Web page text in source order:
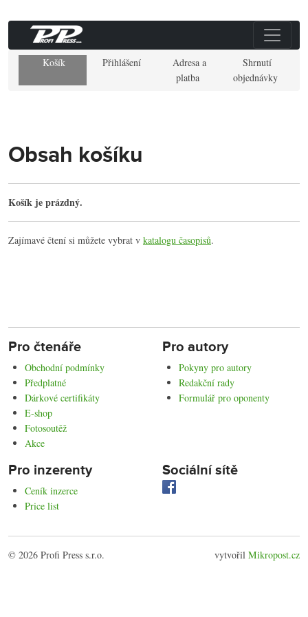
Košík Přihlášení
Adresa a
platba
Shrnutí
objednávky
Obsah košíku
Košík je prázdný.
Zajímavé čtení si můžete vybrat v katalogu časopisů.
Pro čtenáře
Obchodní podmínky
Předplatné
Dárkové certifikáty
E-shop
Fotosoutěž
Akce
Pro autory
Pokyny pro autory
Redakční rady
Formulář pro oponenty
Pro inzerenty
Ceník inzerce
Price list
Sociální sítě
© 2026 Profi Press s.r.o. vytvořil Mikropost.cz